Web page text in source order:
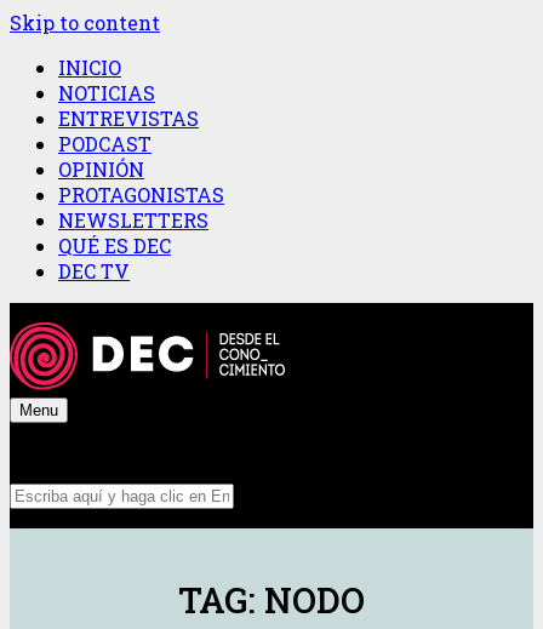
Skip to content
INICIO
NOTICIAS
ENTREVISTAS
PODCAST
OPINIÓN
PROTAGONISTAS
NEWSLETTERS
QUÉ ES DEC
DEC TV
Menu
TAG: NODO